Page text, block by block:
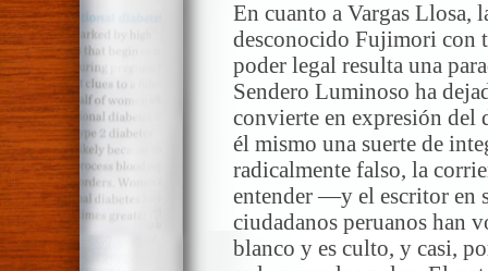
En cuanto a Vargas Llosa,
desconocido Fujimori con
poder legal resulta una
Sendero Luminoso ha
convierte en expresión del
él mismo una suerte de
radicalmente falso, la
entender —y el escritor
ciudadanos peruanos han
blanco y es culto, y casi,